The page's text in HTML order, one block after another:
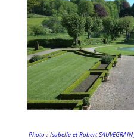
Photo : Isabelle et Robert SAUVEGRAIN